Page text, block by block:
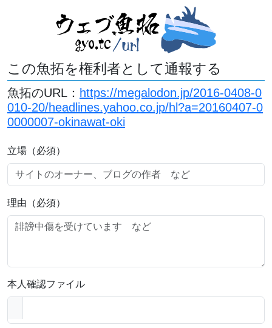
この魚拓を権利者として通報する
魚拓のURL： https://megalodon.jp/2016-0408-0
010-20/headlines.yahoo.co.jp/hl?a=20160407-0
0000007-okinawat-oki
立場（必須）
理由（必須）
本人確認ファイル